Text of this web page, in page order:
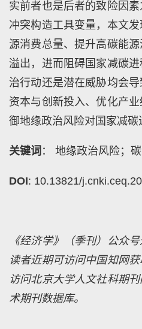
实前者也是后者的致险因
冲突构造工具变量，本文
源消费总量、提升高碳能
溢出，进而阻碍国家减碳
治行动还是潜在威胁均会
资本与创新投入、优化产
御地缘政治风险对国家减碳
关键词 ： 地缘政治风险；
DOI: 10.13821/
《经济学》（季刊）公众
读者近期可访问中国知网
访问北京大学人文社科期
术期刊数据库。